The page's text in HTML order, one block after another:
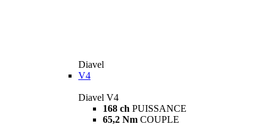
Diavel
V4
Diavel V4
168 ch PUISSANCE
65,2 Nm COUPLE